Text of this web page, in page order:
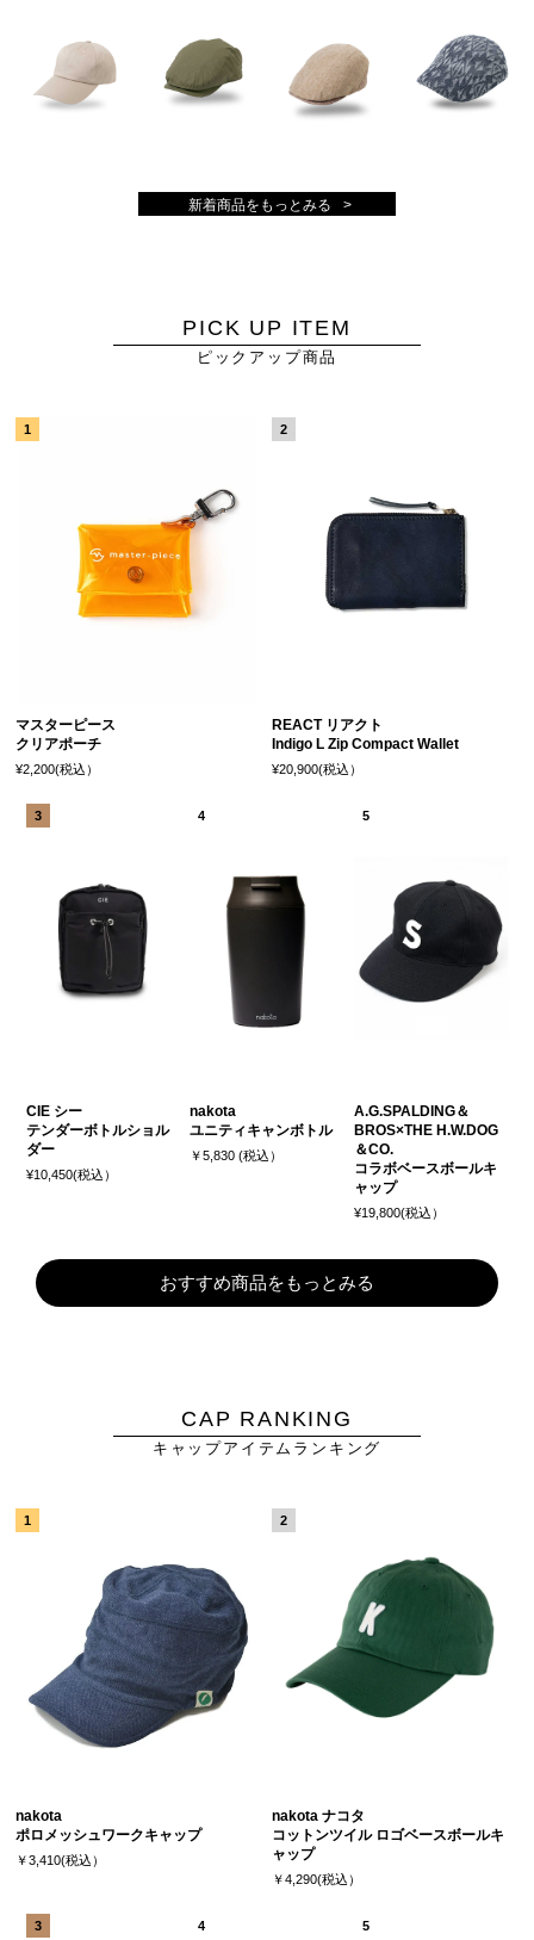
新着商品をもっとみる
PICK UP ITEM
ピックアップ商品
マスターピース
クリアポーチ
¥2,200(税込）
REACT リアクト
Indigo L Zip Compact Wallet
¥20,900(税込）
CIE シー
テンダーボトルショル
ダー
¥10,450(税込）
nakota
ユニティキャンボトル
￥5,830 (税込）
A.G.SPALDING＆
BROS×THE H.W.DOG
＆CO.
コラボベースボールキ
ャップ
¥19,800(税込）
おすすめ商品をもっとみる
CAP RANKING
キャップアイテムランキング
nakota
ポロメッシュワークキャップ
￥3,410(税込）
nakota ナコタ
コットンツイル ロゴベースボールキ
ャップ
￥4,290(税込）